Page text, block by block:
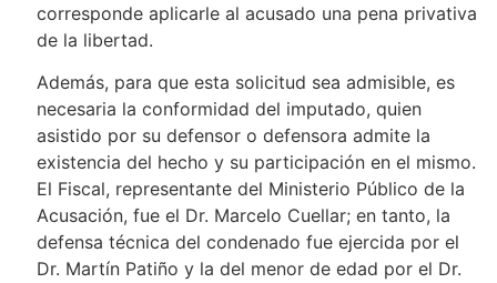
corresponde aplicarle al acusado una pena privativa
de la libertad.
Además, para que esta solicitud sea admisible, es
necesaria la conformidad del imputado, quien
asistido por su defensor o defensora admite la
existencia del hecho y su participación en el mismo.
El Fiscal, representante del Ministerio Público de la
Acusación, fue el Dr. Marcelo Cuellar; en tanto, la
defensa técnica del condenado fue ejercida por el
Dr. Martín Patiño y la del menor de edad por el Dr.